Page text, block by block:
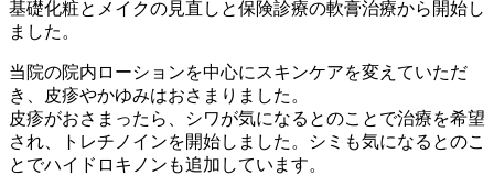
基礎化粧とメイクの見直しと保険診療の軟膏治療から開始し
ました。
当院の院内ローションを中心にスキンケアを変えていただ
き、皮疹やかゆみはおさまりました。
皮疹がおさまったら、シワが気になるとのことで治療を希望
され、トレチノインを開始しました。シミも気になるとのこ
とでハイドロキノンも追加しています。